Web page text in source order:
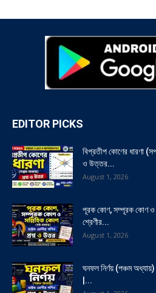
EDITOR PICKS
বিপ্রতীপ কোণের ধারণা
ও উত্তর...
August 1, 2026
পূরক কোণ, সম্পূরক কোণ ও
শ্রেণীর...
August 1, 2026
ঘনফল নির্ণয় (পঞ্চম
|...